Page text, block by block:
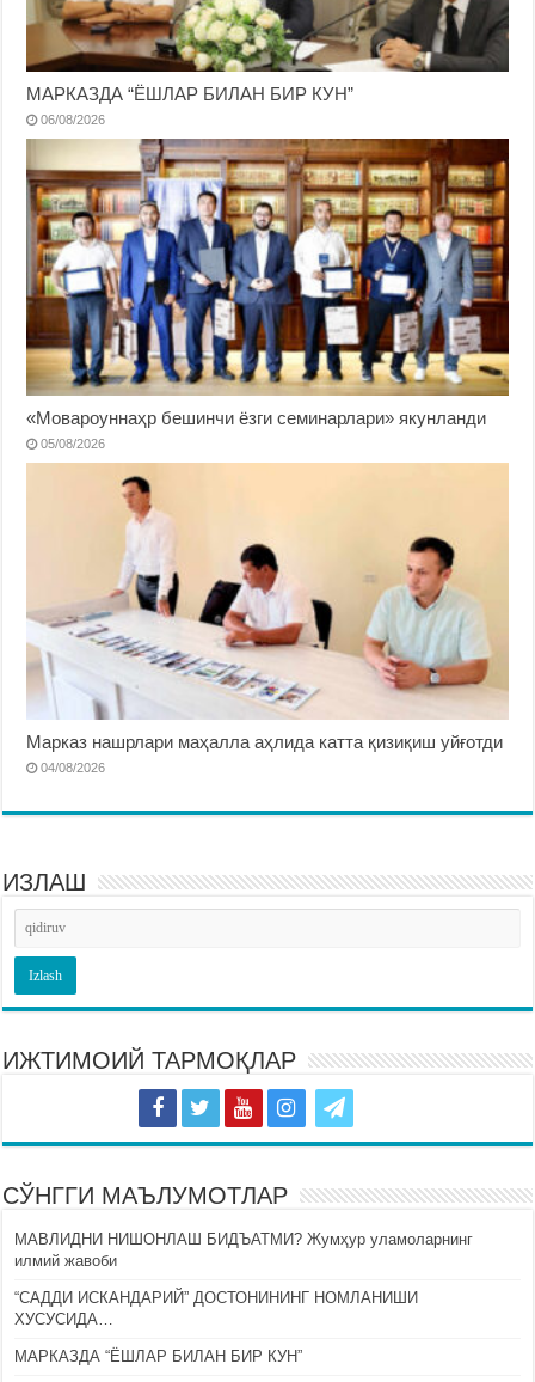
МАРКАЗДА “ЁШЛАР БИЛАН БИР КУН”
06/08/2026
«Мовароуннаҳр бешинчи ёзги семинарлари» якунланди
05/08/2026
Марказ нашрлари маҳалла аҳлида катта қизиқиш уйғотди
04/08/2026
ИЗЛАШ
ИЖТИМОИЙ ТАРМОҚЛАР
СЎНГГИ МАЪЛУМОТЛАР
МАВЛИДНИ НИШОНЛАШ БИДЪАТМИ? Жумҳур уламоларнинг
илмий жавоби
“САДДИ ИСКАНДАРИЙ” ДОСТОНИНИНГ НОМЛАНИШИ
ХУСУСИДА…
МАРКАЗДА “ЁШЛАР БИЛАН БИР КУН”